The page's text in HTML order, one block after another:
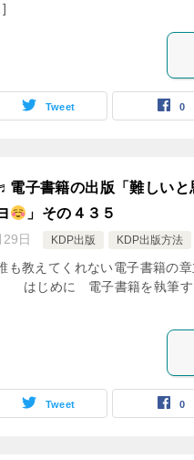
Tweet 0
電子書籍の出版「難しいと
」その４３５
日 KDP出版 KDP出版方法
も教えてくれない電子書籍の
はじめに 電子書籍を執筆す
Tweet 0